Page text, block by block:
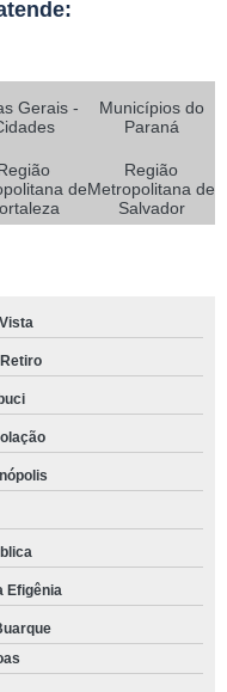
Gerais -
Municípios do
Paraná
de
Região
Metropolitana de
Salvador
Efigênia